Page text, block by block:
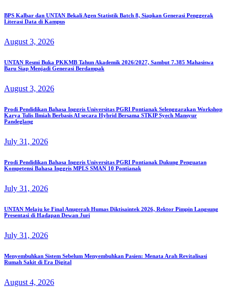
BPS Kalbar dan UNTAN Bekali Agen Statistik Batch 8, Siapkan Generasi Penggerak
Literasi Data di Kampus
August 3, 2026
UNTAN Resmi Buka PKKMB Tahun Akademik 2026/2027, Sambut 7.385 Mahasiswa
Baru Siap Menjadi Generasi Berdampak
August 3, 2026
Prodi Pendidikan Bahasa Inggris Universitas PGRI Pontianak Selenggarakan Workshop
Karya Tulis Ilmiah Berbasis AI secara Hybrid Bersama STKIP Syech Mansyur
Pandeglang
July 31, 2026
Prodi Pendidikan Bahasa Inggris Universitas PGRI Pontianak Dukung Penguatan
Kompetensi Bahasa Inggris MPLS SMAN 10 Pontianak
July 31, 2026
UNTAN Melaju ke Final Anugerah Humas Diktisaintek 2026, Rektor Pimpin Langsung
Presentasi di Hadapan Dewan Juri
July 31, 2026
Menyembuhkan Sistem Sebelum Menyembuhkan Pasien: Menata Arah Revitalisasi
Rumah Sakit di Era Digital
August 4, 2026